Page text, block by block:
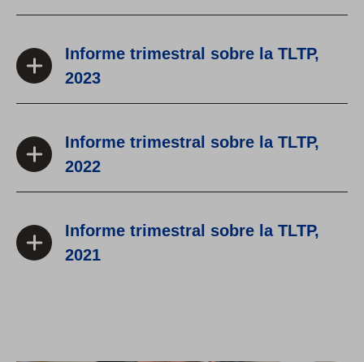
Informe trimestral sobre la TLTP,
2023
Informe trimestral sobre la TLTP,
2022
Informe trimestral sobre la TLTP,
2021